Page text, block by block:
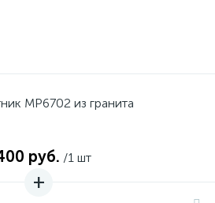
MP6702 из гранита
руб. /1 шт